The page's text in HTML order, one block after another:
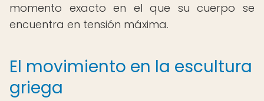
momento exacto en el que su cuerpo se
encuentra en tensión máxima.
El movimiento en la escultura
griega